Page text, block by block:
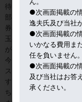
待で高騰していたモデ
部は、自社のワクチン
券取引委員会)が調査の
玉石混交ですね。ワク
が、こういう報道に接す
今日は、日本でも、東
スターが発生したとの
す。
ちなみに今週は金関連
●次画面掲載の
逸夫氏及び当社
●次画面掲載の
いかなる費用ま
任を負いません。
●次画面掲載の
及び当社はお答
承ください。